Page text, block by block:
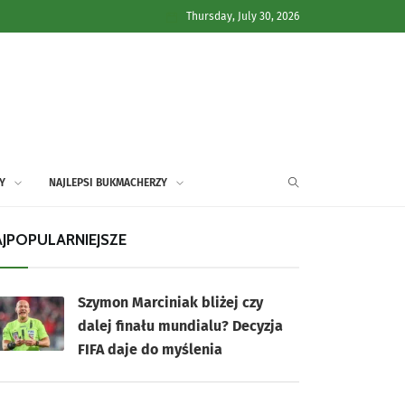
Thursday, July 30, 2026
NAJLEPSI BUKMACHERZY
Szymon Marciniak bliżej czy
dalej finału mundialu? Decyzja
FIFA daje do myślenia